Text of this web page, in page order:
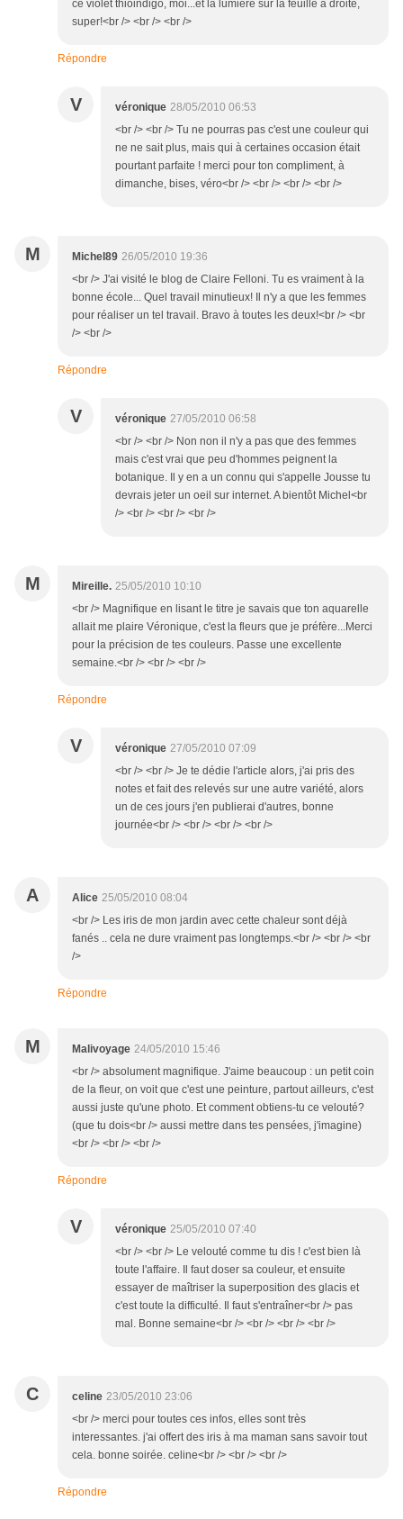
ce violet thioindigo, moi...et la lumière sur la feuille à droite,
super!<br /> <br /> <br />
Répondre
V véronique 28/05/2010 06:53
<br /> <br /> Tu ne pourras pas c'est une couleur qui
ne ne sait plus, mais qui à certaines occasion était
pourtant parfaite ! merci pour ton compliment, à
dimanche, bises, véro<br /> <br /> <br /> <br />
M Michel89 26/05/2010 19:36
<br /> J'ai visité le blog de Claire Felloni. Tu es vraiment à la
bonne école... Quel travail minutieux! Il n'y a que les femmes
pour réaliser un tel travail. Bravo à toutes les deux!<br /> <br
/> <br />
Répondre
V véronique 27/05/2010 06:58
<br /> <br /> Non non il n'y a pas que des femmes
mais c'est vrai que peu d'hommes peignent la
botanique. Il y en a un connu qui s'appelle Jousse tu
devrais jeter un oeil sur internet. A bientôt Michel<br
/> <br /> <br /> <br />
M Mireille. 25/05/2010 10:10
<br /> Magnifique en lisant le titre je savais que ton aquarelle
allait me plaire Véronique, c'est la fleurs que je préfère...Merci
pour la précision de tes couleurs. Passe une excellente
semaine.<br /> <br /> <br />
Répondre
V véronique 27/05/2010 07:09
<br /> <br /> Je te dédie l'article alors, j'ai pris des
notes et fait des relevés sur une autre variété, alors
un de ces jours j'en publierai d'autres, bonne
journée<br /> <br /> <br /> <br />
A Alice 25/05/2010 08:04
<br /> Les iris de mon jardin avec cette chaleur sont déjà
fanés .. cela ne dure vraiment pas longtemps.<br /> <br /> <br
/>
Répondre
M Malivoyage 24/05/2010 15:46
<br /> absolument magnifique. J'aime beaucoup : un petit coin
de la fleur, on voit que c'est une peinture, partout ailleurs, c'est
aussi juste qu'une photo. Et comment obtiens-tu ce velouté?
(que tu dois<br /> aussi mettre dans tes pensées, j'imagine)
<br /> <br /> <br />
Répondre
V véronique 25/05/2010 07:40
<br /> <br /> Le velouté comme tu dis ! c'est bien là
toute l'affaire. Il faut doser sa couleur, et ensuite
essayer de maîtriser la superposition des glacis et
c'est toute la difficulté. Il faut s'entraîner<br /> pas
mal. Bonne semaine<br /> <br /> <br /> <br />
C celine 23/05/2010 23:06
<br /> merci pour toutes ces infos, elles sont très
interessantes. j'ai offert des iris à ma maman sans savoir tout
cela. bonne soirée. celine<br /> <br /> <br />
Répondre